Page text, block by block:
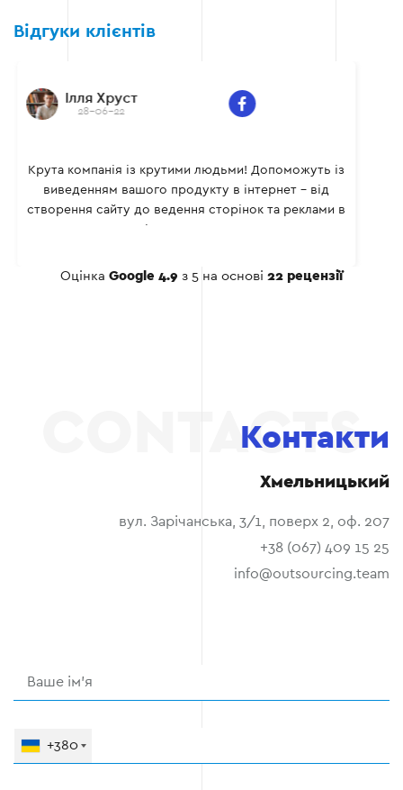
Відгуки клієнтів
Ілля Хруст
28-06-22
Крута компанія із крутими людьми! Допоможуть із
виведенням вашого продукту в інтернет - від
створення сайту до ведення сторінок та реклами в
соціальних мережах.
Оцінка Google 4.9 з 5 на основі 22 рецензії
Контакти
Хмельницький
вул. Зарічанська, 3/1, поверх 2, оф. 207
+38 (067) 409 15 25
info@outsourcing.team
+380